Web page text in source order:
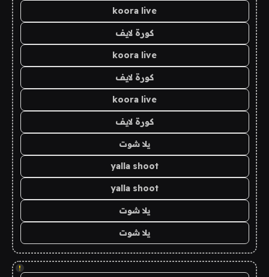
koora live
كورة لايف
koora live
كورة لايف
koora live
كورة لايف
يلا شوت
yalla shoot
yalla shoot
يلا شوت
يلا شوت
!